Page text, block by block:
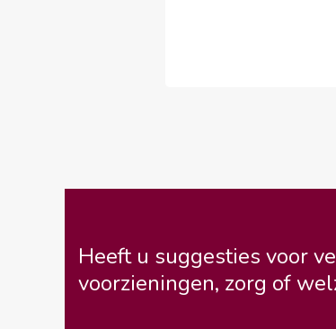
Heeft u suggesties voor
voorzieningen, zorg of